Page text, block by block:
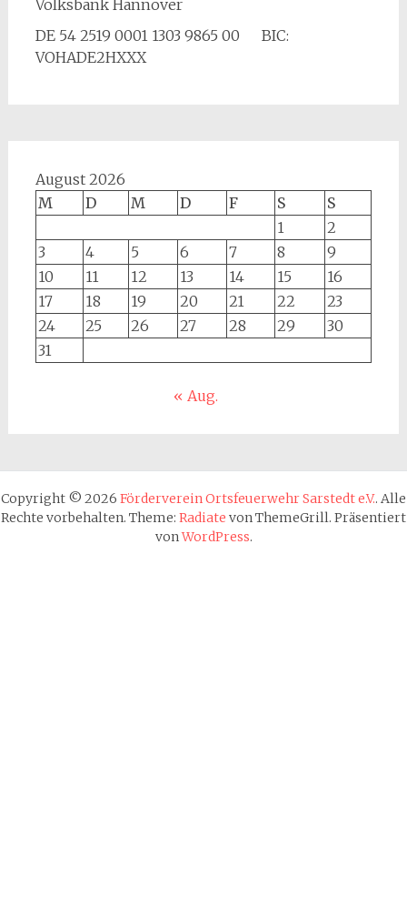
Volksbank Hannover
DE 54 2519 0001 1303 9865 00 BIC:
VOHADE2HXXX
August 2026
M
D M D F S
S
1
2
3
4 5 6 7 8
9
10
11 12 13 14 15
16
17
18 19 20 21 22
23
24
25 26 27 28 29
30
31
« Aug.
Copyright © 2026 Förderverein Ortsfeuerwehr Sarstedt e.V.. Alle
Rechte vorbehalten. Theme: Radiate von ThemeGrill. Präsentiert
vonWordPress.